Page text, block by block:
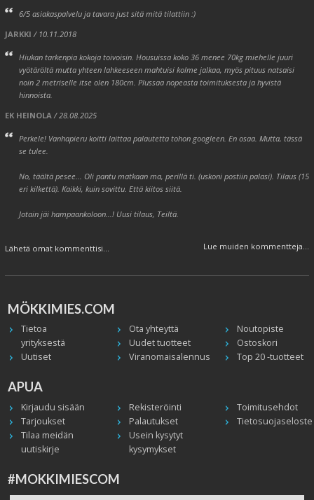
6/5 asiakaspalvelu ja tavara just sitä mitä tilattiin :)
JARKKI / 10.11.2018
Hiukan tarkenpia kokoja toivoisin. Housuissa koko 36 menee 70kg miehelle juuri
vyötäröltä mutta yhteen lahkeeseen mahtuisi kolme jalkaa, myös pituus natsaisi
noin 2 metriselle itse olen 180cm. Plussaa nopeasta toimituksesta ja hyvistä
hinnoista.
EK HEINOLA/ 28.08.2025
Perkele! Vanhapieru koitti laittaa palautetta tohon googleen. En osaa. Mutta, tässä
se tulee.
No, täältä pesee... Oli pantu matkaan ma, perillä ti. (uskoni postiin palasi). Tilaus (15
eri kilkettä). Kaikki, kuin sovittu. Että kiitos siitä.
Jotain jäi hampaankoloon...! Uusi tilaus, Teiltä.
Lähetä omat kommenttisi... Lue muiden kommentteja...
MÖKKIMIES.COM
Tietoa
yrityksestä
Ota yhteyttä
Noutopiste
Uudet tuotteet
Ostoskori
Uutiset
Viranomaisalennus Top 20 -tuotteet
APUA
Kirjaudu sisään Rekisteröinti
Toimitusehdot
Tarjoukset
Palautukset
Tietosuojaseloste
Tilaa meidän
uutiskirje
Usein kysytyt
kysymykset
#MOKKIMIESCOM